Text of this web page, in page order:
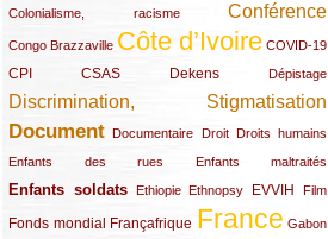
Colonialisme, racisme
(19/289) Conférence
(118/289)
Congo Brazzaville
(24/289) Côte d’Ivoire
(263/289) COVID-19
(13/289)
CPI
(48/289) CSAS
(32/289) Dekens
(29/289) Dépistage
(19/289)
Discrimination, Stigmatisation
(131/289)
Document
(145/289) Documentaire
(9/289) Droit
(20/289) Droits humains
(22/289)
Enfants des rues
(21/289) Enfants maltraités
(10/289)
Enfants soldats
(68/289) Ethiopie
(12/289) Ethnopsy
(15/289) EVVIH
(55/289) Film
(22/289)
Fonds mondial
(48/289) Françafrique
(39/289) France
(289/289) Gabon
(12/289)